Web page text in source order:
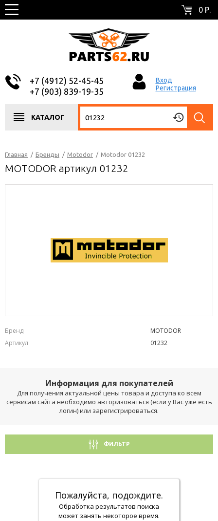
0 Р.
+7 (4912) 52-45-45
+7 (903) 839-19-35
Вход
Регистрация
КАТАЛОГ
Главная / Бренды / Motodor / Motodor 01232
MOTODOR артикул 01232
Бренд
MOTODOR
Артикул
01232
Информация для покупателей
Для получения актуальной цены товара и доступа ко всем
сервисам сайта необходимо авторизоваться (если у Вас уже есть
логин) или зарегистрироваться.
ФИЛЬТР
Пожалуйста, подождите.
Обработка результатов поиска
может занять некоторое время.